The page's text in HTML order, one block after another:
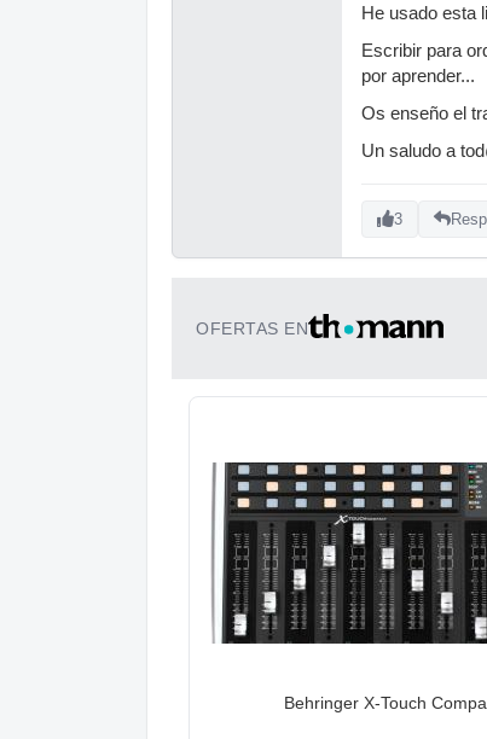
He usado esta
Escribir para
por aprender...
Os enseño el
Un saludo a
3
OFERTAS EN
Behringer X-Touch